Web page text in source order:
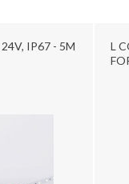
IP67 - 5M
L